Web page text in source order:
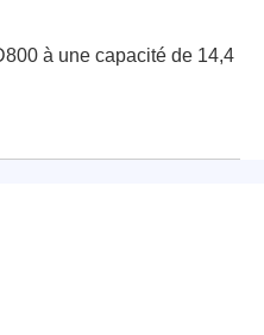
à une capacité de 14,4